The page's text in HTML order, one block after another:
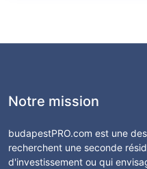
Notre mission
budapestPRO.com est une
recherchent une seconde
d'investissement ou qui